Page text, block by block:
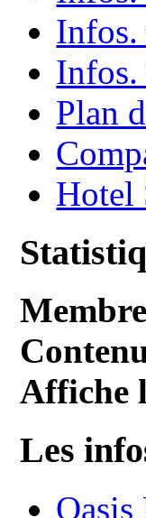
Infos.
Infos.
Plan
Hotel
Affiche
Les